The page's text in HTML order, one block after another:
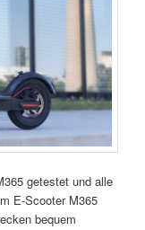
getestet und alle
E-Scooter M365
bequem